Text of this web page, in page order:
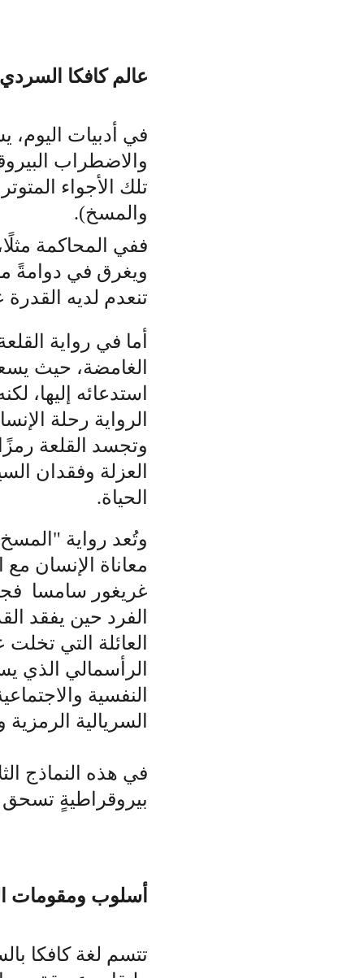
عالم كافكا
في أدبيات اليوم،
والاضطراب
تلك الأجواء
والمسخ).
ففي المحاكمة
ويغرق في دوامةً من
تنعدم لديه
أما في رواية
استدعائه إليها،
الرواية رحلة
وتجسد القلعة
العزلة وفقدان
الحياة.
وتُعد رواية
معاناة الإنسان
غريغور سامسا
الفرد حين يفقد
العائلة التي
الرأسمالي الذي
النفسية
السريالية
في هذه النماذج
بيروقراطيةٍ تسحق
أسلوب ومقومات
تتسم لغة كافكا